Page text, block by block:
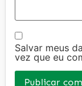
Salvar meus
vez que eu